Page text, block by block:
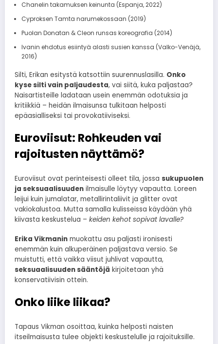
Chanelin takamuksen keinunta (Espanja, 2022)
Cyproksen Tamta narumekossaan (2019)
Puolan Donatan & Cleon runsas koreografia (2014)
Ivanin ehdotus esiintyä alasti susien kanssa (Valko-Venäjä,
2016)
Silti, Erikan esitystä katsottiin suurennuslasilla. Onko
kyse silti vain paljaudesta, vai siitä, kuka paljastaa?
Naisartisteille ladataan usein enemmän odotuksia ja
kritiikkiä – heidän ilmaisunsa tulkitaan helposti
epäasialliseksi tai provokatiiviseksi.
Euroviisut: Rohkeuden vai
rajoitusten näyttämö?
Euroviisut ovat perinteisesti olleet tila, jossa sukupuolen
ja seksuaalisuuden ilmaisulle löytyy vapautta. Loreen
leijui kuin jumalatar, metallirintaliivit ja glitter ovat
vakiokalustoa. Mutta samalla kulisseissa käydään yhä
kiivasta keskustelua – keiden kehot sopivat lavalle?
Erika Vikmanin muokattu asu paljasti ironisesti
enemmän kuin alkuperäinen paljastava versio. Se
muistutti, että vaikka viisut juhlivat vapautta,
seksuaalisuuden sääntöjä kirjoitetaan yhä
konservatiivisin ottein.
Onko liike liikaa?
Tapaus Vikman osoittaa, kuinka helposti naisten
itseilmaisusta tulee objekti keskustelulle ja rajoituksille.